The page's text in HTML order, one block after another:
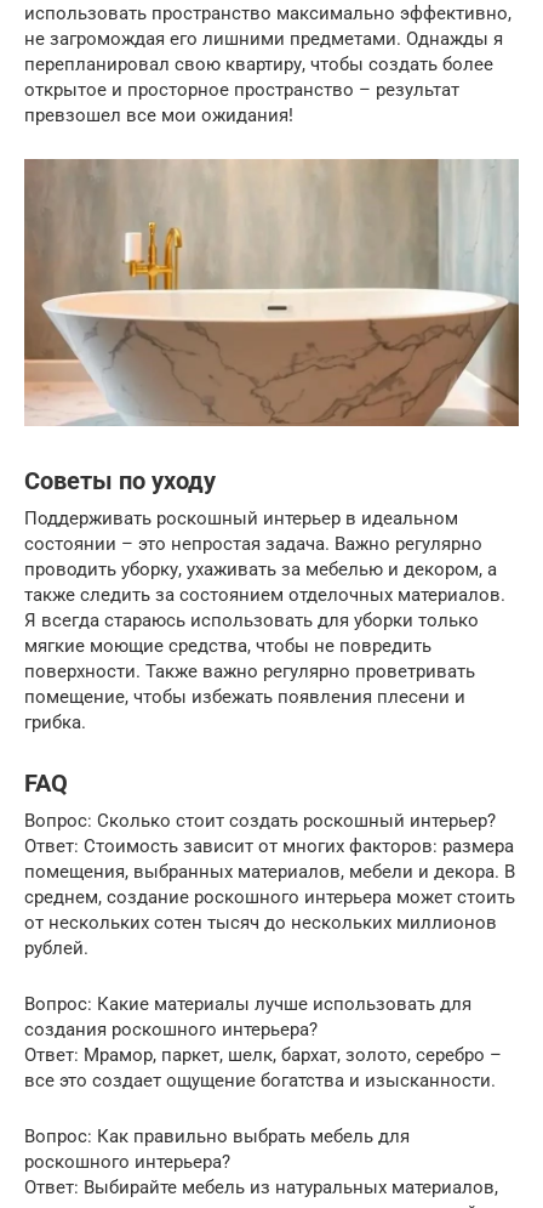
использовать пространство максимально эффективно,
не загромождая его лишними предметами. Однажды я
перепланировал свою квартиру, чтобы создать более
открытое и просторное пространство – результат
превзошел все мои ожидания!
Советы по уходу
Поддерживать роскошный интерьер в идеальном
состоянии – это непростая задача. Важно регулярно
проводить уборку, ухаживать за мебелью и декором, а
также следить за состоянием отделочных материалов.
Я всегда стараюсь использовать для уборки только
мягкие моющие средства, чтобы не повредить
поверхности. Также важно регулярно проветривать
помещение, чтобы избежать появления плесени и
грибка.
FAQ
Вопрос: Сколько стоит создать роскошный интерьер?
Ответ: Стоимость зависит от многих факторов: размера
помещения, выбранных материалов, мебели и декора. В
среднем, создание роскошного интерьера может стоить
от нескольких сотен тысяч до нескольких миллионов
рублей.
Вопрос: Какие материалы лучше использовать для
создания роскошного интерьера?
Ответ: Мрамор, паркет, шелк, бархат, золото, серебро –
все это создает ощущение богатства и изысканности.
Вопрос: Как правильно выбрать мебель для
роскошного интерьера?
Ответ: Выбирайте мебель из натуральных материалов,